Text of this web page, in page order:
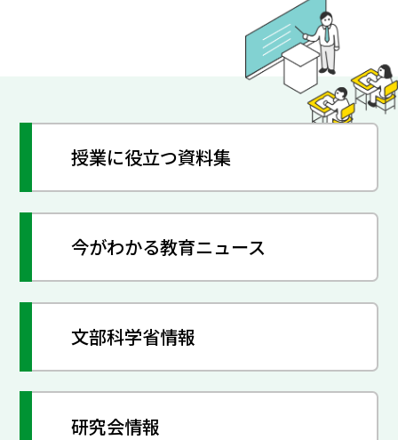
授業に役立つ資料集
今がわかる教育ニュース
文部科学省情報
研究会情報